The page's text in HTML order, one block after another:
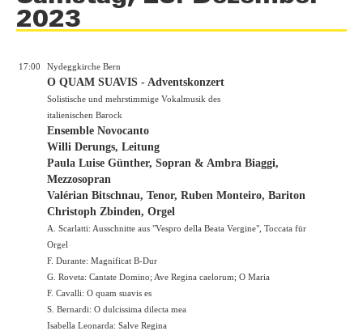
2023
17:00 Nydeggkirche Bern
O QUAM SUAVIS - Adventskonzert
Solistische und mehrstimmige Vokalmusik des
italienischen Barock
Ensemble Novocanto
Willi Derungs, Leitung
Paula Luise Günther, Sopran & Ambra Biaggi,
Mezzosopran
Valérian Bitschnau, Tenor, Ruben Monteiro, Bariton
Christoph Zbinden, Orgel
A. Scarlatti: Ausschnitte aus "Vespro della Beata Vergine", Toccata für
Orgel
F. Durante: Magnificat B-Dur
G. Roveta: Cantate Domino; Ave Regina caelorum; O Maria
F. Cavalli: O quam suavis es
S. Bernardi: O dulcissima dilecta mea
Isabella Leonarda: Salve Regina